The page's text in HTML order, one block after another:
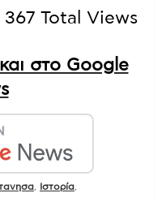
367 Total Views
στο Google
Ιστορία